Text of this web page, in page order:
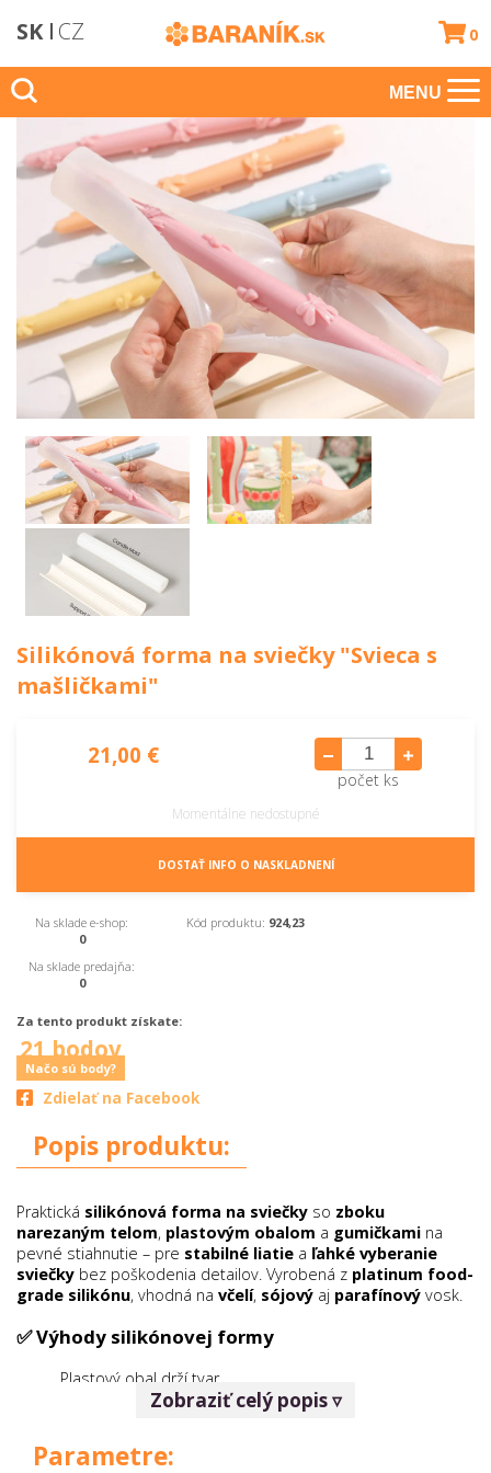
SK CZ 0
MENU
Silikónová forma na sviečky "Svieca s
mašličkami"
21,00 €
počet ks
Momentálne nedostupné
DOSTAŤ INFO O NASKLADNENÍ
Na sklade e-shop:
0
Na sklade predajňa:
0
Kód produktu: 924,23
Za tento produkt získate:
21 bodov
Načo sú body?
Zdielať na Facebook
Popis produktu:
Praktická silikónová forma na sviečky so zboku
narezaným telom, plastovým obalom a gumičkami na
pevné stiahnutie – pre stabilné liatie a ľahké vyberanie
sviečky bez poškodenia detailov. Vyrobená z platinum food-
grade silikónu, vhodná na včelí, sójový aj parafínový vosk.
✅ Výhody silikónovej formy
Plastový obal drží tvar
rýchle vybratie svičkybez poškodenia
Opakovane použiteľná, ľahké ručné čistenie
Zobraziť celý popis ▿
Parametre: